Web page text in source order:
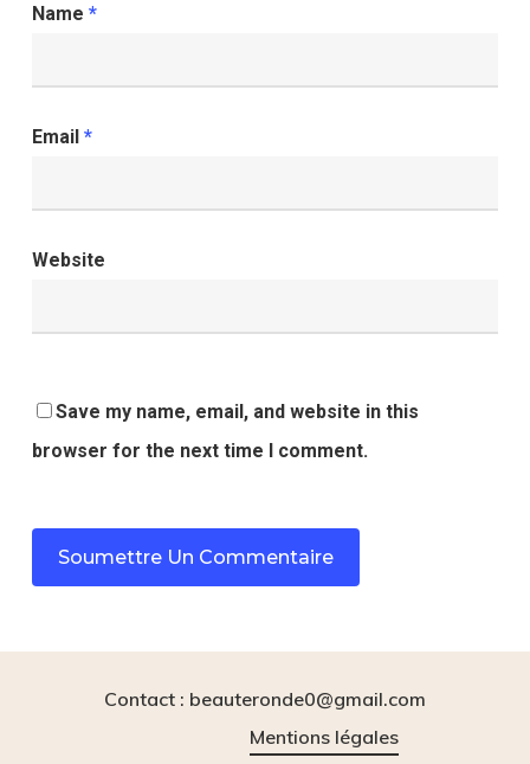
Name *
Email *
Website
Save my name, email, and website in this
browser for the next time I comment.
Contact : beauteronde0@gmail.com
Mentions légales